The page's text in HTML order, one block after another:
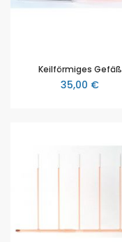
Keilförmiges Gefäß
35,00 €